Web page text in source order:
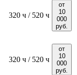
320 ч / 520 ч
от
10
000
руб.
320 ч / 520 ч
от
10
000
руб.